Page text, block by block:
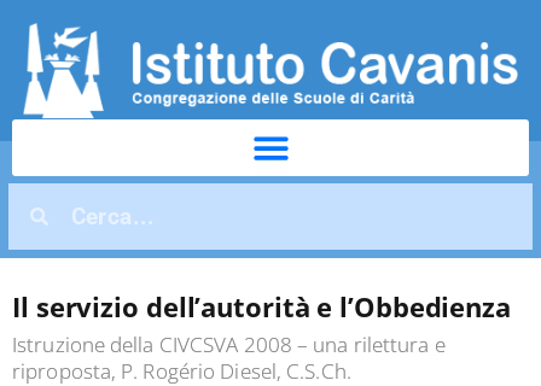
Il servizio dell’autorità e l’Obbedienza
Istruzione della CIVCSVA 2008 – una rilettura e
riproposta, P. Rogério Diesel, C.S.Ch.